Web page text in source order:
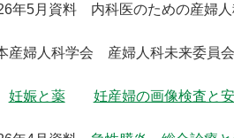
年5月資料 内科医のための産婦
産婦人科学会 産婦人科未来委員
妊娠と薬 妊産婦の画像検査と